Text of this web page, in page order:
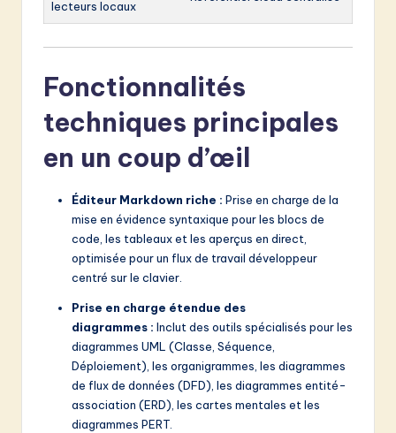
lecteurs locaux
Fonctionnalités
techniques principales
en un coup d’œil
Éditeur Markdown riche : Prise en charge de la
mise en évidence syntaxique pour les blocs de
code, les tableaux et les aperçus en direct,
optimisée pour un flux de travail développeur
centré sur le clavier.
Prise en charge étendue des
diagrammes : Inclut des outils spécialisés pour les
diagrammes UML (Classe, Séquence,
Déploiement), les organigrammes, les diagrammes
de flux de données (DFD), les diagrammes entité-
association (ERD), les cartes mentales et les
diagrammes PERT.